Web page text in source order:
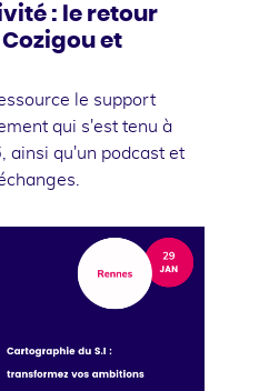
: le retour
et
le support
qui s'est tenu à
ainsi qu'un podcast et